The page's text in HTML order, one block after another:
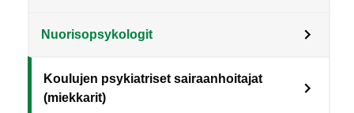
Nuorisopsykologit
Koulujen psykiatriset sairaanhoitajat
(miekkarit)